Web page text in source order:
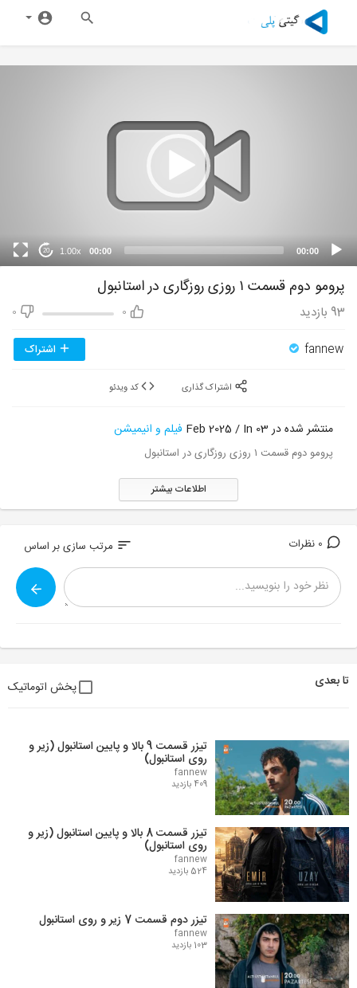
00:00
00:00
1.00x
20
پرومو دوم قسمت ۱ روزی روزگاری در استانبول
0
0 93 بازدید
fannew اشتراک
منتشر شده در 03 Feb 2025 / In فیلم و انیمیشن
پرومو دوم قسمت ۱ روزی روزگاری در استانبول
اطلاعات بیشتر
sort مرتب سازی بر اساس
تا بعدی پخش اتوماتیک
تیزر قسمت 9 بالا و پایین استانبول (زیر و
روی استانبول)
fannew
409 بازدید
تیزر قسمت 8 بالا و پایین استانبول (زیر و
روی استانبول)
fannew
524 بازدید
تیزر دوم قسمت 7 زیر و روی استانبول
fannew
103 بازدید